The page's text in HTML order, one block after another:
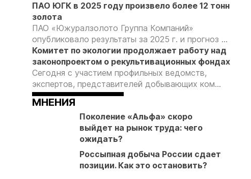
ПАО ЮГК в 2025 году произвело более 12 тонн
золота
ПАО «Южуралзолото Группа Компаний»
опубликовало результаты за 2025 г. и прогноз ...
Комитет по экологии продолжает работу над
законопроектом о рекультивационных фондах
Сегодня с участием профильных ведомств,
экспертов, представителей добывающих ком...
МНЕНИЯ
Поколение «Альфа» скоро
выйдет на рынок труда: чего
ожидать?
Россыпная добыча России сдает
позиции. Как это остановить?